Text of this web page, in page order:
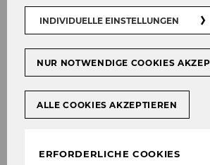
INDIVIDUELLE EINSTELLUNGEN
NUR NOTWENDIGE COOKIES
ALLE COOKIES AKZEPTIEREN
ERFORDERLICHE COOKIES